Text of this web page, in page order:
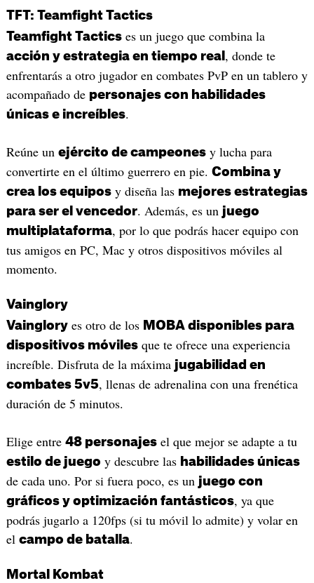
TFT: Teamfight Tactics
Teamfight Tacticses un juego que combina la
acción y estrategia en tiempo real , donde te
enfrentarás a otro jugador en combates PvP en un tablero y
acompañado de personajes con habilidades
únicas e increíbles.
Reúne un ejército de campeonesy lucha para
convertirte en el último guerrero en pie. Combina y
crea los equiposy diseña las mejores estrategias
para ser el vencedor. Además, es un juego
multiplataforma, por lo que podrás hacer equipo con
tus amigos en PC, Mac y otros dispositivos móviles al
momento.
Vainglory
Vaingloryes otro de los MOBA disponibles para
dispositivos móvilesque te ofrece una experiencia
increíble. Disfruta de la máxima jugabilidad en
combates 5v5, llenas de adrenalina con una frenética
duración de 5 minutos.
Elige entre 48 personajesel que mejor se adapte a tu
estilo de juego y descubre las habilidades únicas
de cada uno. Por si fuera poco, es un juego con
gráficos y optimización fantásticos, ya que
podrás jugarlo a 120fps (si tu móvil lo admite) y volar en
el campo de batalla.
Mortal Kombat